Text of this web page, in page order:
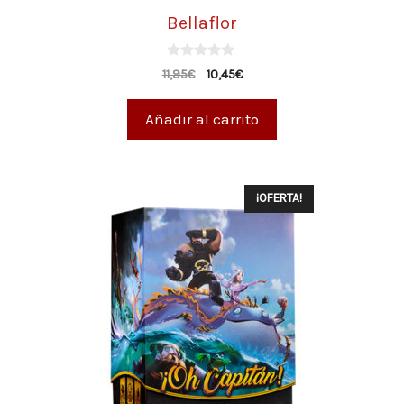
Bellaflor
0
d
11,95€ 10,45€
Añadir al carrito
¡OFERTA!